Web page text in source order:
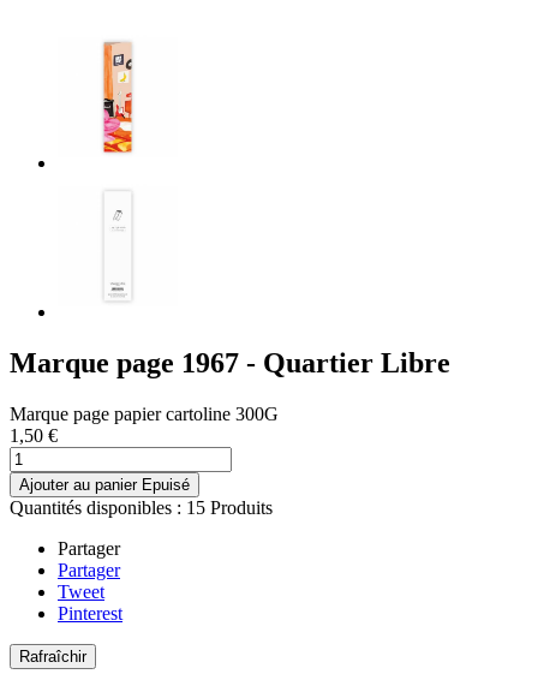
Marque page 1967 - Quartier Libre
Marque page papier cartoline 300G
1,50 €
Ajouter au panier Epuisé
Quantités disponibles : 15 Produits
Partager
Partager
Tweet
Pinterest